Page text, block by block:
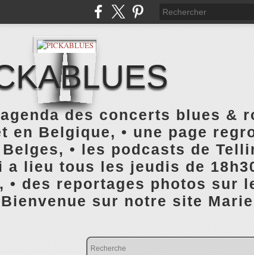
agenda des concerts blues &
en Belgique, • une page
• les podcasts de
lieu tous les jeudis de
• des reportages photos sur
sur notre site